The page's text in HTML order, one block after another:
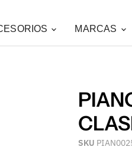
MARCAS
SKU